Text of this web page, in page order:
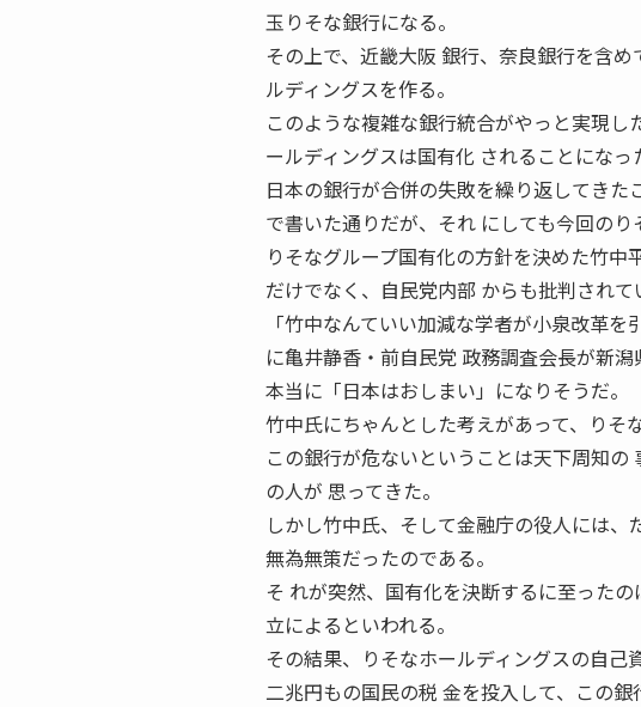
玉りそな銀行になる。
その上で、近畿大阪 銀行、奈良銀行を含
ルディングスを作る。
このような複雑な銀行統合がやっと実現
ールディングスは国有化 されることになっ
日本の銀行が合併の失敗を繰り返してきた
で書いた通りだが、それ にしても今回の
りそなグループ国有化の方針を決めた竹
だけでなく、自民党内部 からも批判されて
「竹中なんていい加減な学者が小泉改革を
に亀井静香・前自民党 政務調査会長が新
本当に「日本はおしまい」になりそうだ。
竹中氏にちゃんとした考えがあって、りそ
この銀行が危ないということは天下周知の
の人が 思ってきた。
しかし竹中氏、そして金融庁の役人には、
無為無策だったのである。
そ れが突然、国有化を決断するに至った
立によるといわれる。
その結果、りそなホールディングスの自
二兆円もの国民の税 金を投入して、この